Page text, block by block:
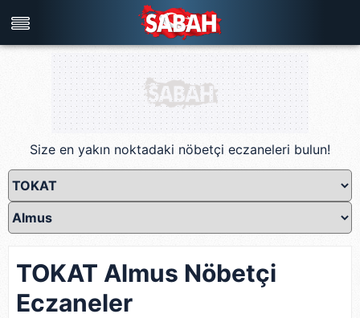
Türkiye'nin en iyi haber sitesi
Size en yakın noktadaki nöbetçi eczaneleri bulun!
TOKAT Almus Nöbetçi
Eczaneler